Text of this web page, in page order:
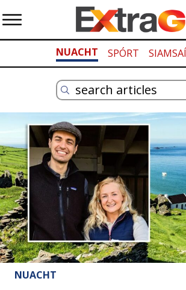
NUACHT SPÓRT
NUACHT